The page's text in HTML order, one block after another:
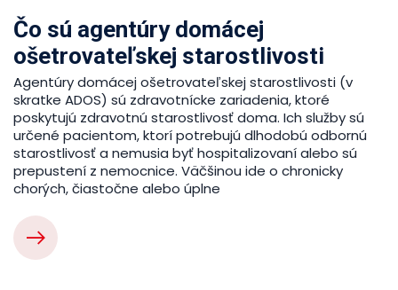
Čo sú agentúry domácej
ošetrovateľskej starostlivosti
Agentúry domácej ošetrovateľskej starostlivosti (v
skratke ADOS) sú zdravotnícke zariadenia, ktoré
poskytujú zdravotnú starostlivosť doma. Ich služby sú
určené pacientom, ktorí potrebujú dlhodobú odbornú
starostlivosť a nemusia byť hospitalizovaní alebo sú
prepustení z nemocnice. Väčšinou ide o chronicky
chorých, čiastočne alebo úplne